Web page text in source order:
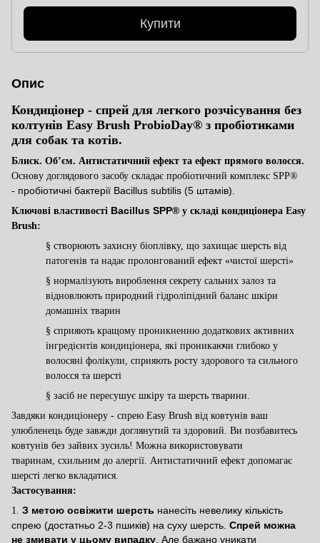
Купити
Опис
Кондиціонер - спрей для легкого розчісування без
колтунів Easy Brush ProbioDay® з пробіотиками
для собак та котів.
Блиск. Обʼєм. Антистатичний ефект та ефект прямого волосся.
Основу доглядового засобу складає пробіотичний комплекс SPP®
- пробіотичні бактерії Bacillus subtilis (5 штамів)
Ключові властивості Bacillus SPP® у складі кондиціонера Easy
Brush:
§ створюють захисну біоплівку, що захищає шерсть від
патогенів та надає пролонгований ефект «чистої шерсті»
§ нормалізують вироблення секрету сальних залоз та
відновлюють природний гідроліпідний баланс шкіри
домашніх тварин
§ сприяють кращому проникненню додаткових активних
інгредієнтів кондиціонера, які проникаючи глибоко у
волосяні фолікули, сприяють росту здорового та сильного
волосся та шерсті
§ засіб не пересушує шкіру та шерсть тварини.
Завдяки кондиціонеру - спрею Easy Brush від ковтунів ваш
улюбленець буде завжди доглянутий та здоровий Ви позбавитесь
ковтунів без зайвих зусиль! Можна використовувати
тваринам, схильним до алергії. Антистатичний ефект допомагає
шерсті легко вкладатися.
Застосування:
1.
З метою освіжити шерсть нанесіть невелику кількість
спрею (достатньо 2-3 пшиків) на суху шерсть. Спрей можна
не змивати у цьому випадку . Але бажано уникати